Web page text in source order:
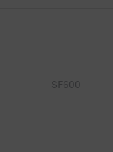
SF600